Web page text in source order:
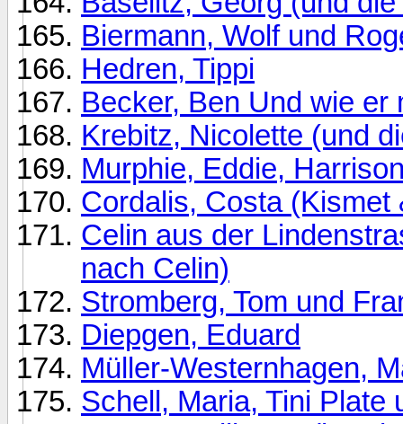
Biermann, Wolf und
Hedren, Tippi
Becker, Ben Und wie
Krebitz, Nicolette (und
Murphie, Eddie,
Cordalis, Costa
Celin aus der
nach Celin)
Stromberg, Tom und
Diepgen, Eduard
Müller-Westernhagen,
Schell, Maria, Tini Plate